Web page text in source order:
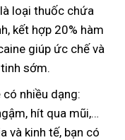
loại thuốc chứa
kết hợp 20% hàm
giúp ức chế và
sớm.
nhiều dạng:
hít qua mũi,…
và kinh tế, bạn có